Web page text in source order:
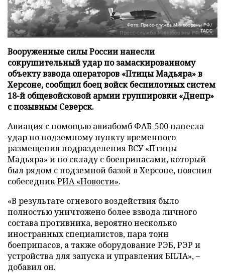
Фото: Пресс-служба Минобороны РФ/
ТАСС
Вооруженные силы России нанесли
сокрушительный удар по замаскированному
объекту взвода операторов «Птицы Мадьяра» в
Херсоне, сообщил боец войск беспилотных систем
18-й общевойсковой армии группировки «Днепр»
с позывным Северск.
Авиация с помощью авиабомб ФАБ-500 нанесла
удар по подземному пункту временного
размещения подразделения ВСУ «Птицы
Мадьяра» и по складу с боеприпасами, который
был рядом с подземной базой в Херсоне, пояснил
собеседникРИА «Новости».
«В результате огневого воздействия было
полностью уничтожено более взвода личного
состава противника, вероятно несколько
иностранных специалистов, пара тонн
боеприпасов, а также оборудование РЭБ, РЭР и
устройства для запуска и управления БПЛА», –
добавил он.